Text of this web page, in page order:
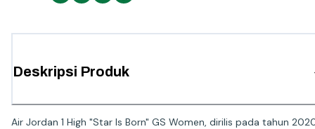
Deskripsi Produk
Air Jordan 1 High "Star Is Born" GS Women, dirilis pada tahun